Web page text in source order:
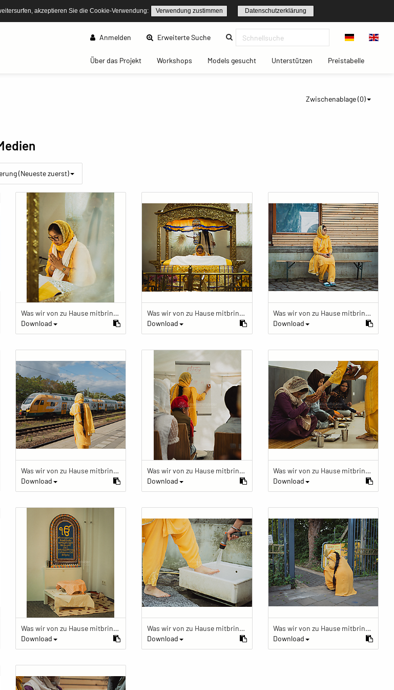
akzeptieren Sie die Cookie-Verwendung: Verwendung zustimmen Datenschutzerklärung
Anmelden Erweiterte Suche(current)
Über das Projekt(current)Workshops(current)Models gesucht(current)Unterstützen(current)Preistabelle(current)
Zwischenablage (0)
(Neueste zuerst)
Was wir von zu Hause mitbringen
Download
Was wir von zu Hause mitbringen
Download
Was wir von zu Hause mitbringen
Download
Was wir von zu Hause mitbringen
Download
Was wir von zu Hause mitbringen
Download
Was wir von zu Hause mitbringen
Download
Was wir von zu Hause mitbringen
Download
Was wir von zu Hause mitbringen
Download
Was wir von zu Hause mitbringen
Download